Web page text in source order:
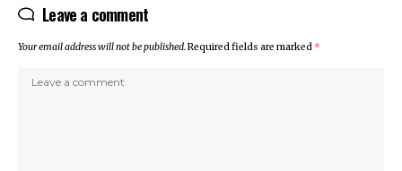
Leave a comment
Your email address will not be published.Required fields are marked *